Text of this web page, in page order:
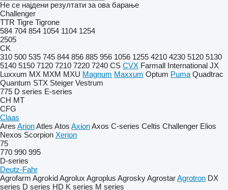
Не се најдени резултати за ова барање
Challenger
TTR Tigre Tigrone
584 704 854 1054 1104 1254
2505
CK
310 500 535 745 844 856 885 956 1056 1255 4210 4230 5120 5130
5140 5150 7120 7210 7220 7240 CS CVX Farmall International JX
Luxxum MX MXM MXU Magnum Maxxum Optum Puma Quadtrac
Quantum STX Steiger Vestrum
775 D series E-series
CH MT
CFG
Claas
Ares ArionAtles Atos AxionAxos C-series Celtis Challenger Elios
Nexos Scorpion Xerion
75
770 990 995
D-series
Deutz-Fahr
Agrofarm AgrokidAgrolux Agroplus AgroskyAgrostarAgrotron DX
series D series HD K series M series